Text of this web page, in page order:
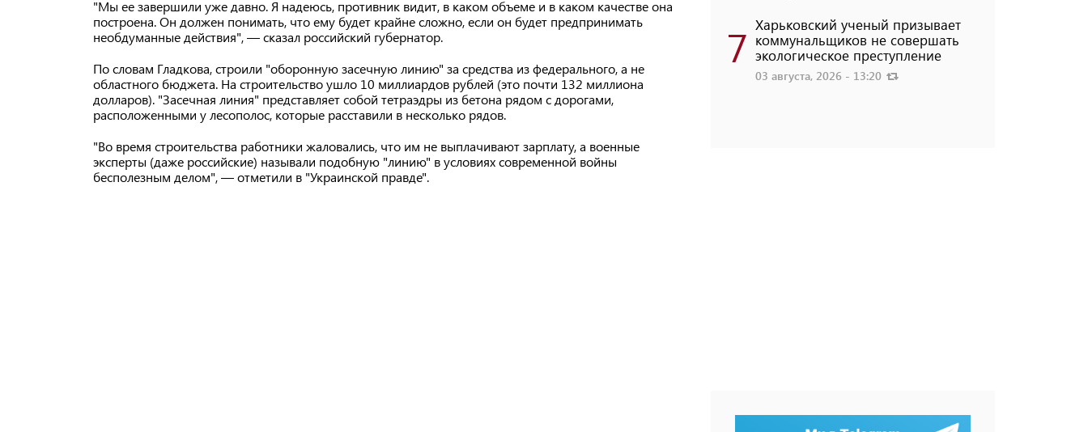
"Мы ее завершили уже давно. Я надеюсь, противник видит, в каком объеме и в каком качестве она
построена. Он должен понимать, что ему будет крайне сложно, если он будет предпринимать
необдуманные действия", — сказал российский губернатор.
По словам Гладкова, строили "оборонную засечную линию" за средства из федерального, а не
областного бюджета. На строительство ушло 10 миллиардов рублей (это почти 132 миллиона
долларов). "Засечная линия" представляет собой тетраэдры из бетона рядом с дорогами,
расположенными у лесополос, которые расставили в несколько рядов.
"Во время строительства работники жаловались, что им не выплачивают зарплату, а военные
эксперты (даже российские) называли подобную "линию" в условиях современной войны
бесполезным делом", — отметили в "Украинской правде".
7 Харьковский ученый призывает
коммунальщиков не совершать
экологическое преступление
03 августа, 2026 - 13:20